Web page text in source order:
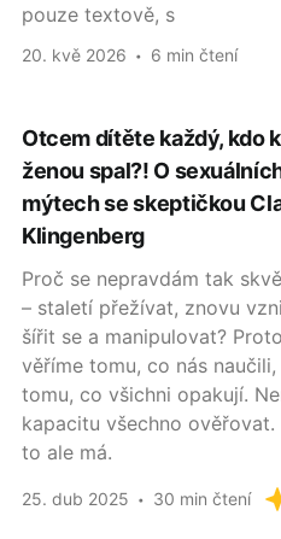
pouze textově, s
20. kvě 2026 6 min čtení
Otcem dítěte každý, kdo
ženou spal?! O
mýtech se skeptičkou
Klingenberg
Proč se nepravdám tak
– staletí přežívat, znovu
šířit se a manipulovat?
věříme tomu, co nás naučili,
tomu, co všichni opakují.
kapacitu všechno ověřovat.
to ale má.
25. dub 2025 30 min čtení